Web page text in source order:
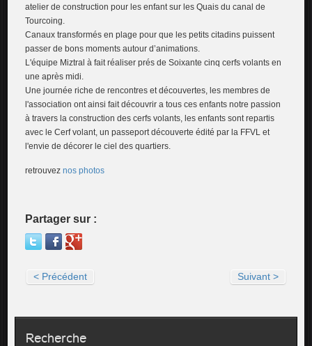
atelier de construction pour les enfant sur les Quais du canal de
Tourcoing.
Canaux transformés en plage pour que les petits citadins puissent
passer de bons moments autour d’animations.
L'équipe Miztral à fait réaliser prés de Soixante cinq cerfs volants en
une après midi.
Une journée riche de rencontres et découvertes, les membres de
l'association ont ainsi fait découvrir a tous ces enfants notre passion
à travers la construction des cerfs volants, les enfants sont repartis
avec le Cerf volant, un passeport découverte édité par la FFVL et
l'envie de décorer le ciel des quartiers.
retrouveznos photos
Partager sur :
< Précédent Suivant >
Recherche